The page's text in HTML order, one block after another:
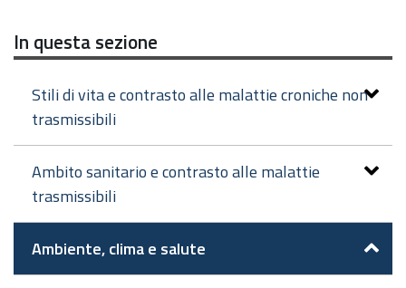
In questa sezione
Stili di vita e contrasto alle malattie croniche non
trasmissibili
Ambito sanitario e contrasto alle malattie
trasmissibili
Ambiente, clima e salute